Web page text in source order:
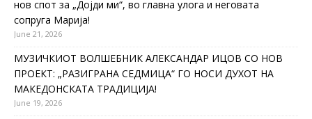
нов спот за „Дојди ми“, во главна улога и неговата
сопруга Марија!
June 21, 2026
МУЗИЧКИОТ ВОЛШЕБНИК АЛЕКСАНДАР ИЦОВ СО НОВ
ПРОЕКТ: „РАЗИГРАНА СЕДМИЦА“ ГО НОСИ ДУХОТ НА
МАКЕДОНСКАТА ТРАДИЦИЈА!
June 19, 2026